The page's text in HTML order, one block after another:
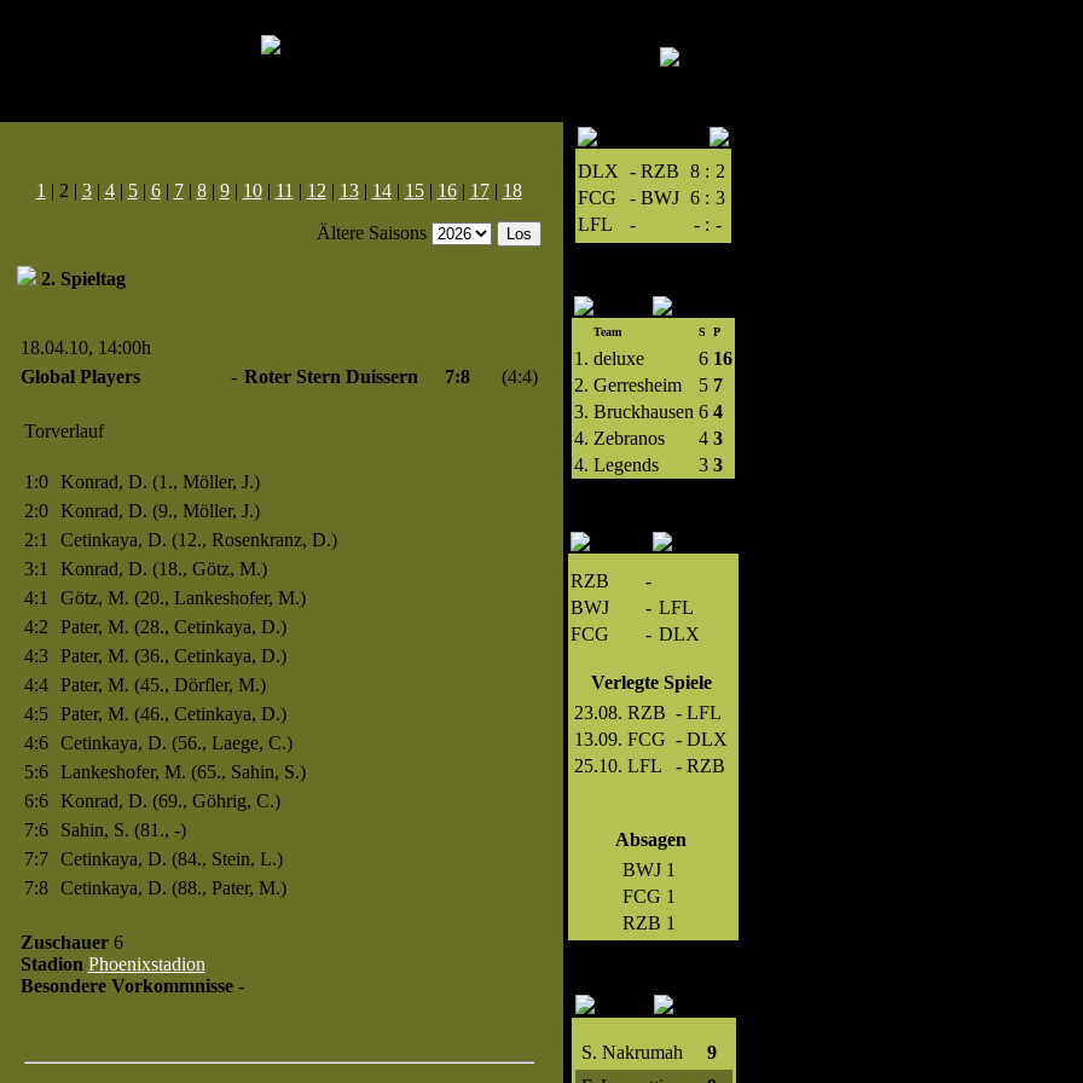
1 | 2 | 3| 4| 5| 6| 7| 8| 9| 10| 11 | 12 | 13| 14| 15| 16| 17| 18
Ältere Saisons
2. Spieltag
18.04.10, 14:00h
Global Players
- Roter Stern Duissern 7:8 (4:4)
Torverlauf
1:0
Konrad, D. (1., Möller, J.)
2:0
Konrad, D. (9., Möller, J.)
2:1
Cetinkaya, D. (12., Rosenkranz, D.)
3:1
Konrad, D. (18., Götz, M.)
4:1
Götz, M. (20., Lankeshofer, M.)
4:2
Pater, M. (28., Cetinkaya, D.)
4:3
Pater, M. (36., Cetinkaya, D.)
4:4
Pater, M. (45., Dörfler, M.)
4:5
Pater, M. (46., Cetinkaya, D.)
4:6
Cetinkaya, D. (56., Laege, C.)
5:6
Lankeshofer, M. (65., Sahin, S.)
6:6
Konrad, D. (69., Göhrig, C.)
7:6
Sahin, S. (81., -)
7:7
Cetinkaya, D. (84., Stein, L.)
7:8
Cetinkaya, D. (88., Pater, M.)
Zuschauer6
Stadion Phoenixstadion
Besondere Vorkommnisse-
DLX - RZB 8 : 2
FCG
- BWJ 6 : 3
LFL
- - : -
Team S P
1. deluxe 6 16
2. Gerresheim 5 7
3. Bruckhausen 6 4
4. Zebranos 4 3
4. Legends 3 3
RZB
-
BWJ
- LFL
FCG
- DLX
Verlegte Spiele
23.08. RZB - LFL
13.09. FCG - DLX
25.10. LFL - RZB
Absagen
BWJ 1
FCG 1
RZB 1
S. Nakrumah
9